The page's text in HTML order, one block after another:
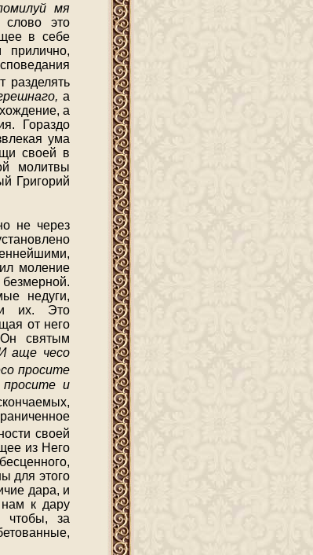
мя
слово это
в себе
разделять
а
а
Гораздо
ума
своей в
молитвы
Григорий
не через
моление
недуги,
их. Это
от него
святым
аще чесо
просите
и
своей
из Него
для этого
дара, и
нам к дару
чтобы, за